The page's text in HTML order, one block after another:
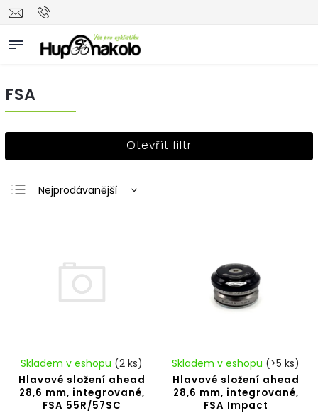
FSA
Otevřít filtr
Nejprodávanější
Hlavové složení ahead
28,6 mm, integrované,
FSA 55R/57SC
Skladem v eshopu (2 ks)
Hlavové složení ahead
28,6 mm, integrované,
FSA Impact
Skladem v eshopu (>5 ks)